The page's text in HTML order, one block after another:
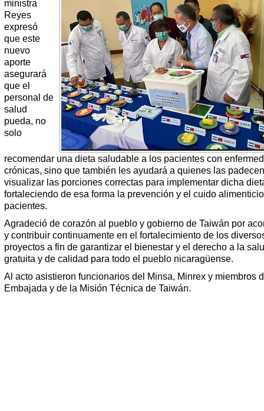
ministra
Reyes
expresó
que este
nuevo
aporte
asegurará
que el
personal de
salud
pueda, no
solo
recomendar una dieta saludable a los pacientes con
crónicas, sino que también les ayudará a quienes las
visualizar las porciones correctas para implementar dicha
fortaleciendo de esa forma la prevención y el cuido
pacientes.
Agradeció de corazón al pueblo y gobierno de Taiwán por
y contribuir continuamente en el fortalecimiento de los
proyectos a fin de garantizar el bienestar y el derecho a la
gratuita y de calidad para todo el pueblo nicaragüense.
Al acto asistieron funcionarios del Minsa, Minrex y miembros
Embajada y de la Misión Técnica de Taiwán.